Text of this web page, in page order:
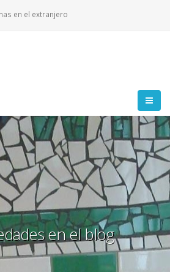
en el extranjero
en el blog